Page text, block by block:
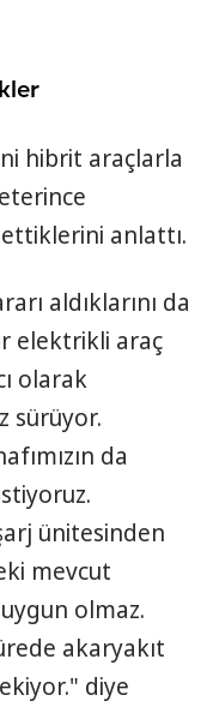
hibrit araçlarla
anlattı.
aldıklarını da
elektrikli araç
olarak
sürüyor.
da
ünitesinden
mevcut
olmaz.
akaryakıt
diye